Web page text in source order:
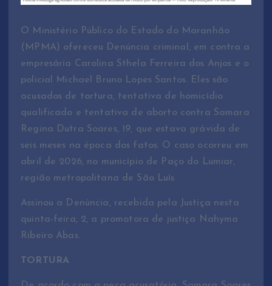
O Ministério Público do Estado do Maranhão
(MPMA) ofereceu Denúncia criminal, em contra a
empresária Carolina Sthela Ferreira dos Anjos e o
policial Michael Bruno Lopes Santos. Eles são
acusados de tortura, tentativa de homicídio
qualificado e tentativa de aborto contra Samara
Regina Dutra Soares, 19, que estava grávida de
seis meses na época dos fatos. O caso ocorreu em
abril de 2026, no município de Paço do Lumiar,
região metropolitana de São Luís.
Assinou a Denúncia, recebida pela Justiça nesta
quinta-feira, 2, a promotora de justiça Nahyma
Ribeiro Abas.
TORTURA